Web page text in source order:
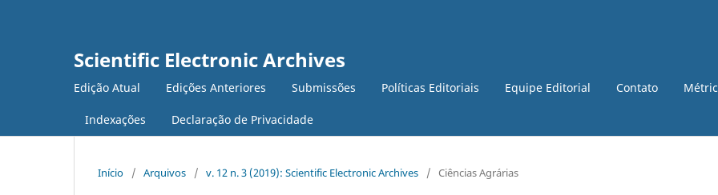
Scientific Electronic Archives
Edição Atual Edições Anteriores Submissões Políticas Editoriais Equipe Editorial Contato
Indexações Declaração de Privacidade
Início / Arquivos / v. 12 n. 3 (2019): Scientific Electronic Archives / Ciências Agrárias